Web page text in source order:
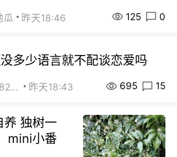
瓜 昨天18:46 125 0
多少语言就不配谈恋爱吗
街友22482465 昨天18:43 695 15
养 独树一
mini小番